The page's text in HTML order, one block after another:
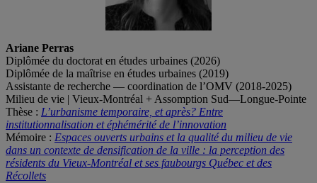
Ariane Perras
Diplômée du doctorat en études urbaines (2026)
Diplômée de la maîtrise en études urbaines (2019)
Assistante de recherche — coordination de l’OMV (2018-2025)
Milieu de vie | Vieux-Montréal + Assomption Sud—Longue-Pointe
Thèse : L’urbanisme temporaire, et après? Entre
institutionnalisation et éphémérité de l’innovation
Mémoire : Espaces ouverts urbains et la qualité du milieu de vie
dans un contexte de densification de la ville : la perception des
résidents du Vieux-Montréal et ses faubourgs Québec et des
Récollets